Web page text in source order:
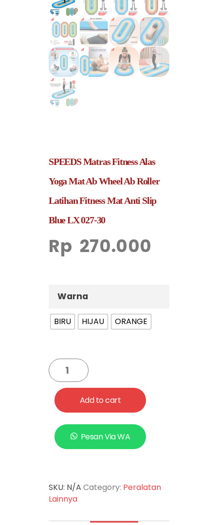
SPEEDS Matras Fitness Alas
Yoga Mat Ab Wheel Ab Roller
Latihan Fitness Mat Anti Slip
Blue LX 027-30
Rp 270.000
Warna
BIRU HIJAU ORANGE
Add to cart
Pesan Via WA
SKU: N/A Category: Peralatan
Lainnya